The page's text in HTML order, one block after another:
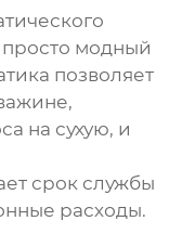
модный
позволяет
на сухую, и
срок службы
расходы.